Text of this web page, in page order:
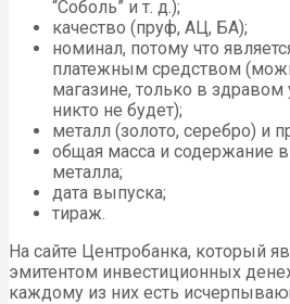
“Соболь” и т. д.);
качество (пруф, АЦ, БА);
номинал, потому что
платежным средством
магазине, только в здравом
никто не будет);
металл (золото, серебро) и
общая масса и содержание
металла;
дата выпуска;
тираж.
На сайте Центробанка, который
эмитентом инвестиционных
каждому из них есть